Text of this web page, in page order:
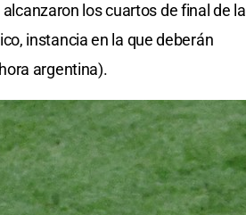
los cuartos de final de la
instancia en la que deberán
argentina).